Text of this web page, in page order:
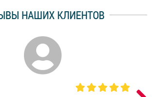
НАШИХ КЛИЕНТОВ